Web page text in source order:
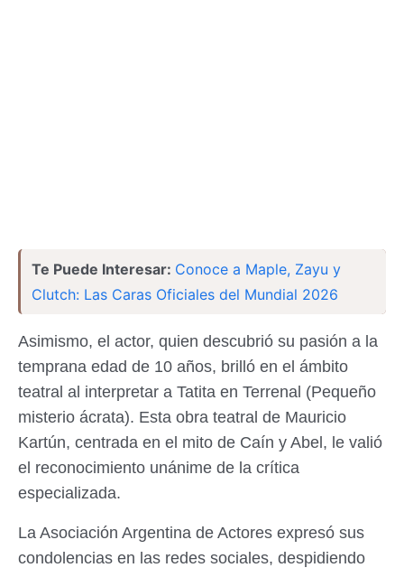
Te Puede Interesar: Conoce a Maple, Zayu y
Clutch: Las Caras Oficiales del Mundial 2026
Asimismo, el actor, quien descubrió su pasión a la
temprana edad de 10 años, brilló en el ámbito
teatral al interpretar a Tatita en Terrenal (Pequeño
misterio ácrata). Esta obra teatral de Mauricio
Kartún, centrada en el mito de Caín y Abel, le valió
el reconocimiento unánime de la crítica
especializada.
La Asociación Argentina de Actores expresó sus
condolencias en las redes sociales, despidiendo